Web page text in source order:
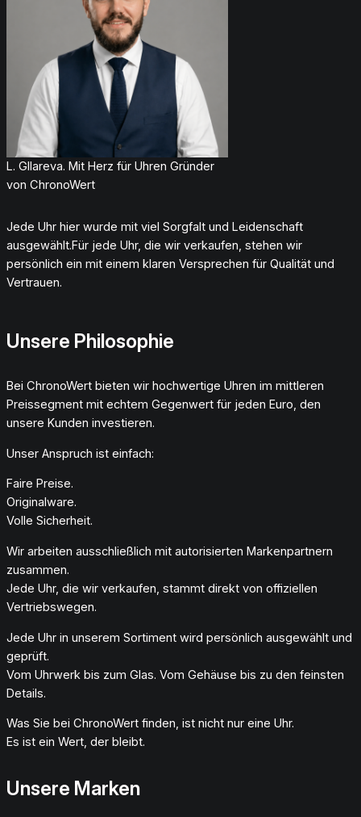
L. Gllareva. Mit Herz für Uhren Gründer
von ChronoWert
Jede Uhr hier wurde mit viel Sorgfalt und Leidenschaft
ausgewählt.Für jede Uhr, die wir verkaufen, stehen wir
persönlich ein mit einem klaren Versprechen für Qualität und
Vertrauen.
Unsere Philosophie
Bei ChronoWert bieten wir hochwertige Uhren im mittleren
Preissegment mit echtem Gegenwert für jeden Euro, den
unsere Kunden investieren.
Unser Anspruch ist einfach:
Faire Preise.
Originalware.
Volle Sicherheit.
Wir arbeiten ausschließlich mit autorisierten Markenpartnern
zusammen.
Jede Uhr, die wir verkaufen, stammt direkt von offiziellen
Vertriebswegen.
Jede Uhr in unserem Sortiment wird persönlich ausgewählt und
geprüft.
Vom Uhrwerk bis zum Glas. Vom Gehäuse bis zu den feinsten
Details.
Was Sie bei ChronoWert finden, ist nicht nur eine Uhr.
Es ist ein Wert, der bleibt.
Unsere Marken